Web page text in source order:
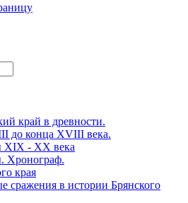
край в древности.
до конца XVIII века.
XIX - XX века
Хронограф.
края
сражения в истории Брянского